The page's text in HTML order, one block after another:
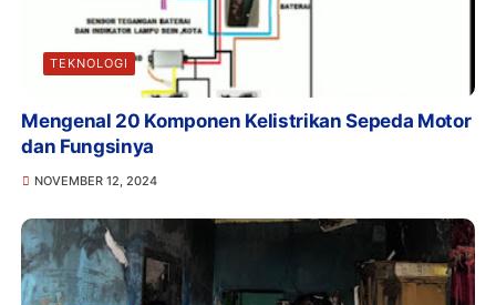
TEKNOLOGI
Mengenal 20 Komponen Kelistrikan Sepeda Motor
dan Fungsinya
NOVEMBER 12, 2024